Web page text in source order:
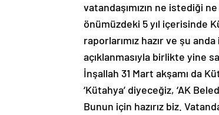
vatandaşımızın ne istediği
önümüzdeki 5 yıl içerisinde
raporlarımız hazır ve şu
açıklanmasıyla birlikte yine
İnşallah 31 Mart akşamı da
‘Kütahya’ diyeceğiz, ‘AK
Bunun için hazırız biz.